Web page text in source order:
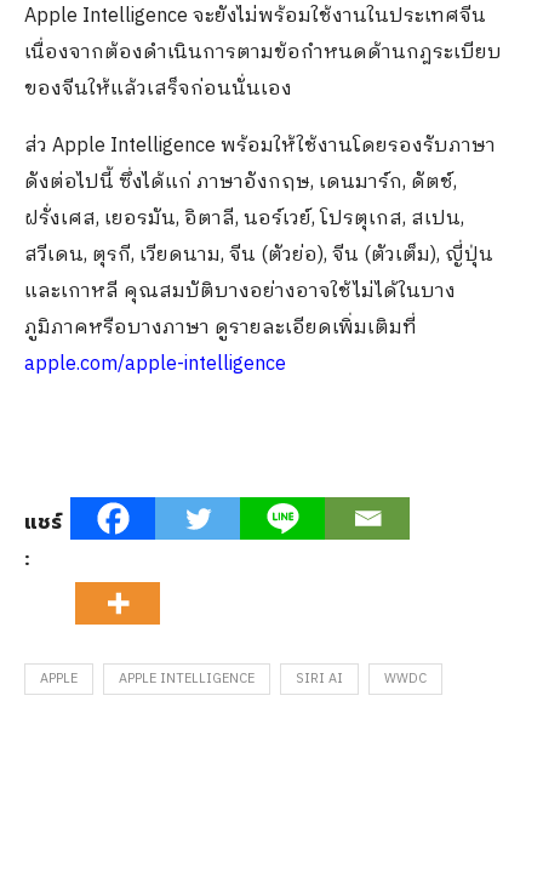
Apple Intelligence จะยังไม่พร้อมใช้งานในประเทศจีน
เนื่องจากต้องดำเนินการตามข้อกำหนดด้านกฎระเบียบ
ของจีนให้แล้วเสร็จก่อนนั่นเอง
ส่ว Apple Intelligence พร้อมให้ใช้งานโดยรองรับภาษา
ดังต่อไปนี้ ซึ่งได้แก่ ภาษาอังกฤษ, เดนมาร์ก, ดัตช์,
ฝรั่งเศส, เยอรมัน, อิตาลี, นอร์เวย์, โปรตุเกส, สเปน,
สวีเดน, ตุรกี, เวียดนาม, จีน (ตัวย่อ), จีน (ตัวเต็ม), ญี่ปุ่น
และเกาหลี คุณสมบัติบางอย่างอาจใช้ไม่ได้ในบาง
ภูมิภาคหรือบางภาษา ดูรายละเอียดเพิ่มเติมที่
apple.com/apple-intelligence
แชร์
:
APPLE APPLE INTELLIGENCE SIRI AI WWDC